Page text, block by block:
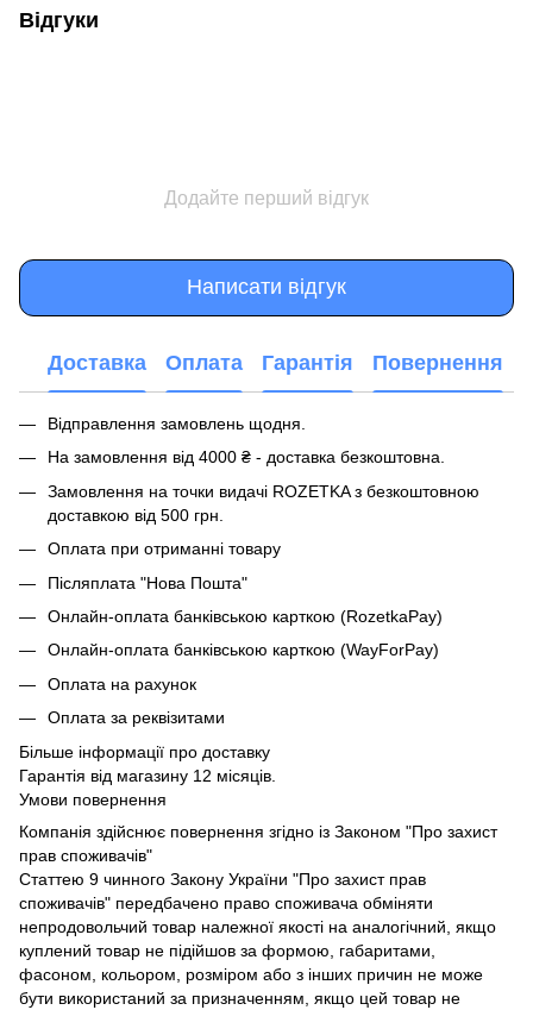
Відгуки
Додайте перший відгук
Написати відгук
Доставка Оплата Гарантія Повернення
Відправлення замовлень щодня.
На замовлення від 4000 ₴ - доставка безкоштовна.
Замовлення на точки видачі ROZETKA з безкоштовною
доставкою від 500 грн.
Оплата при отриманні товару
Післяплата "Нова Пошта"
Онлайн-оплата банківською карткою (RozetkaPay)
Онлайн-оплата банківською карткою (WayForPay)
Оплата на рахунок
Оплата за реквізитами
Більше інформації про доставку
Гарантія від магазину 12 місяців.
Умови повернення
Компанія здійснює повернення згідно із Законом "Про захист
прав споживачів"
Статтею 9 чинного Закону України "Про захист прав
споживачів" передбачено право споживача обміняти
непродовольчий товар належної якості на аналогічний, якщо
куплений товар не підійшов за формою, габаритами,
фасоном, кольором, розміром або з інших причин не може
бути використаний за призначенням, якщо цей товар не